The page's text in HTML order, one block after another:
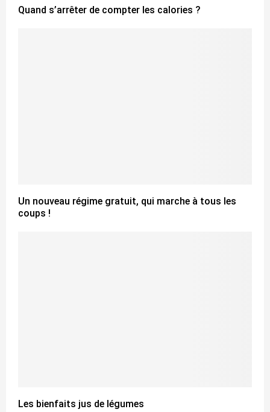
Quand s’arrêter de compter les calories ?
Un nouveau régime gratuit, qui marche à tous les
coups !
Les bienfaits jus de légumes